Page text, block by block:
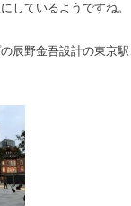
しているようですね。
辰野金吾設計の東京